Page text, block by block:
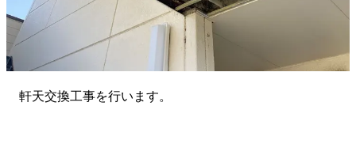
軒天交換工事を行います。